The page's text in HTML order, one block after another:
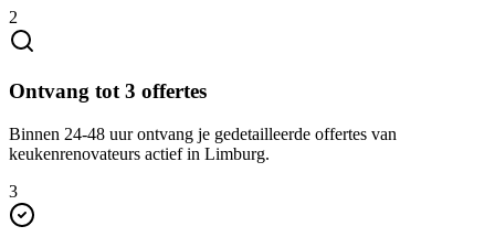
2
Ontvang tot 3 offertes
Binnen 24-48 uur ontvang je gedetailleerde offertes van
keukenrenovateurs actief in Limburg.
3